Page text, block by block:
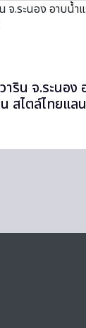
ริน จ.ระนอง
สไตล์ไทยแล